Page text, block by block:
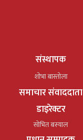
संस्थापक
शोभा बास्तोला
समाचार संवाददाता
डाइरेक्टर
सोभित बस्याल